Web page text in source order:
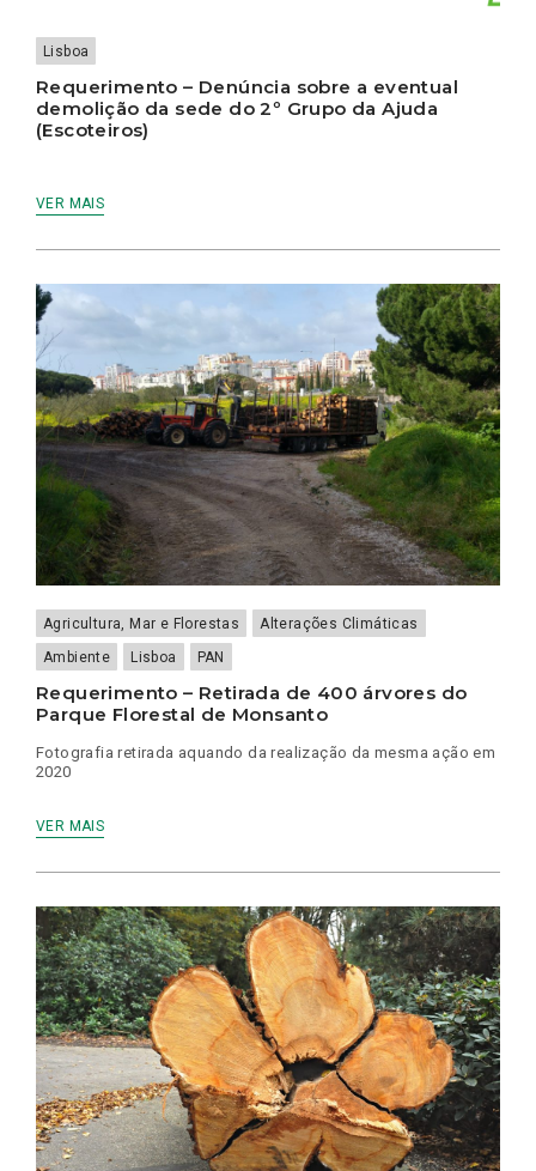
Lisboa
Requerimento – Denúncia sobre a eventual
demolição da sede do 2º Grupo da Ajuda
(Escoteiros)
VER MAIS
Agricultura, Mar e Florestas
Alterações Climáticas
Ambiente
Lisboa PAN
Requerimento – Retirada de 400 árvores do
Parque Florestal de Monsanto
Fotografia retirada aquando da realização da mesma ação em
2020
VER MAIS